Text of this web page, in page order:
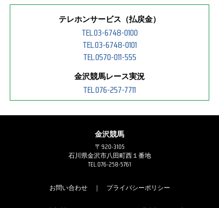
テレホンサービス（払戻金）
TEL.03-6748-0100
TEL.03-6748-0101
TEL.0570-011-555
金沢競馬レース実況
TEL.076-257-7711
金沢競馬
〒920-3105
石川県金沢市八田町西１番地
TEL.076-258-5761
お問い合わせ｜ プライバシーポリシー